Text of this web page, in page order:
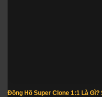
Đồng Hồ Super Clone 1:1 Là